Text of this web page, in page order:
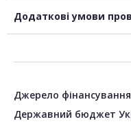
Додаткові умови
Джерело фінансування
Державний бюджет